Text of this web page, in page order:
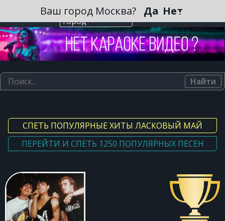
Выберите
город
Ваш город Москва? Да Нет
Найти
СПЕТЬ ПОПУЛЯРНЫЕ ХИТЫ ЛАСКОВЫЙ МАЙ
ПЕРЕЙТИ И СПЕТЬ 1250 ПОПУЛЯРНЫХ ПЕСЕН